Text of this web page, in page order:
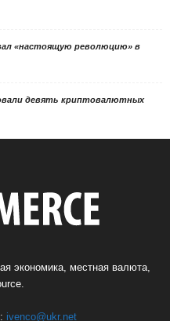
«настоящую революцию» в
девять криптовалютных
экономика, местная валюта,
ivenco@ukr.net